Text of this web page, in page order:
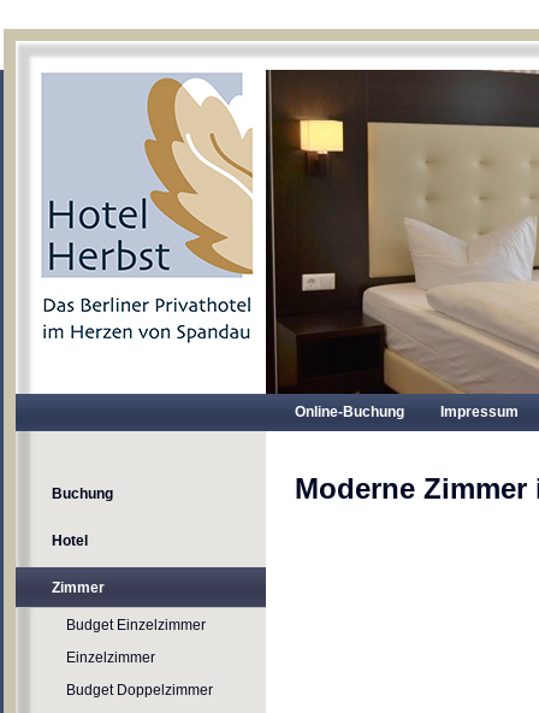
Online-Buchung Impressum
Buchung
Hotel
Zimmer
Budget Einzelzimmer
Einzelzimmer
Budget Doppelzimmer
Moderne